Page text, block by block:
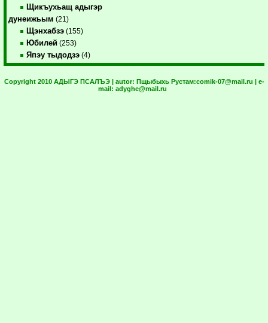
Щикъухьащ адыгэр
дунеижьым (21)
Щэнхабзэ (155)
Юбилей (253)
Япэу тыдодзэ (4)
Copyright 2010 АДЫГЭ ПСАЛЪЭ | autor: Пщыбыхь Рустам:comik-07@mail.ru | e-
mail: adyghe@mail.ru